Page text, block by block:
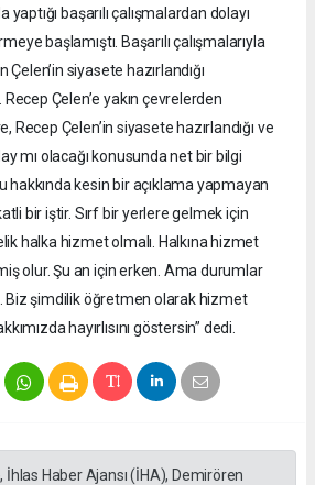
başarılı çalışmalardan dolayı
başlamıştı. Başarılı çalışmalarıyla
Çelen’in siyasete hazırlandığı
Çelen’e yakın çevrelerden
Çelen’in siyasete hazırlandığı ve
mı olacağı konusunda net bir bilgi
hakkında kesin bir açıklama yapmayan
bir iştir. Sırf bir yerlere gelmek için
halka hizmet olmalı. Halkına hizmet
olur. Şu an için erken. Ama durumlar
Biz şimdilik öğretmen olarak hizmet
hayırlısını göstersin” dedi.
İhlas Haber Ajansı (İHA), Demirören